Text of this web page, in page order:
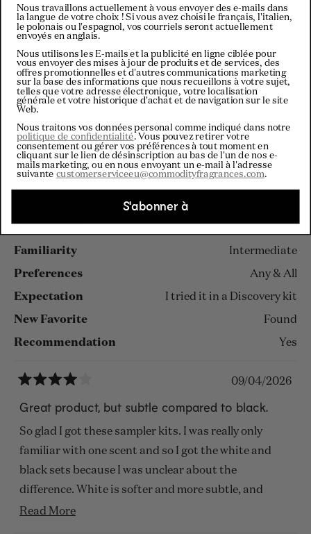
Rated
5
out
of
5
stars
A Fragrance Journey Worth Exploring
The sample set offers a truly interesting and diverse
selection of fragrances, making it easy for everyone
to find something that suits their personal taste.
Each scent feels unique and thoughtfully crafted.
Personally, I was most drawn to the Milk and Gold
fragrances – both stood out with their distinctive
character and elegance. I also really enjoyed Moss,
which has a fresh and intriguing scent that feels
both natural and uplifting.
Another big plus is the longevity – the fragrances
explore and discover your favorites.
Read MoreRead
more
this
Verified Buyer
Familiarity Intermediate
Preferences Any & All
Expectation I tried it in a Discovery kit
New Favorite Found
Recommendation Yes
4
out
of
5
stars
09/04/2026
Great product, but subtle compared to black.
So glad I got these sampler kits. I was really only
familiar with one scent and so I got the white and
black sets because I was unclear about the
difference. White is softer and more subtle, and
black is more loud and bold. The scents are
Read MoreRead
Nous travaillons actuellement à vous envoyer des e-mails dans
la langue de votre choix ! Si vous avez choisi le français, l'italien,
le polonais ou l'espagnol, vos courriels seront actuellement
envoyés en anglais.
Nous utilisons les E-mails et la publicité en ligne ciblée pour
vous envoyer des mises à jour de produits et de services, des
offres promotionnelles et d'autres communications marketing
sur la base des informations que nous recueillons à votre sujet,
telles que votre adresse électronique, votre localisation
générale et votre historique d'achat et de navigation sur le site
Web.
Nous traitons vos données personal comme indiqué dans notre
politique de confidentialité. Vous pouvez retirer votre
consentement ou gérer vos préférences à tout moment en
cliquant sur le lien de désinscription au bas de l'un de nos e-
mails marketing, ou en nous envoyant un e-mail à l'adresse
suivante customerserviceeu@commodityfragrances.com.
S'abonner à